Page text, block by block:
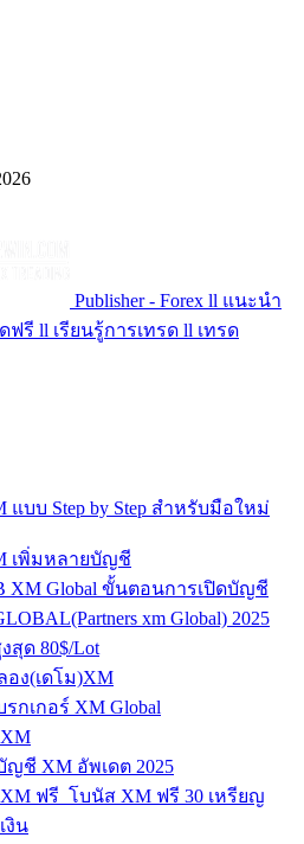
Publisher - Forex ll แนะนำ
รี ll เรียนรู้การเทรด ll เทรด
บบ Step by Step สำหรับมือใหม่
เพิ่มหลายบัญชี
XM Global ขั้นตอนการเปิดบัญชี
xm Global) 2025
ด 80$/Lot
ง(เดโม)XM
กเกอร์ XM Global
ญชี XM อัพเดต 2025
ฟรี โบนัส XM ฟรี 30 เหรียญ
งิน